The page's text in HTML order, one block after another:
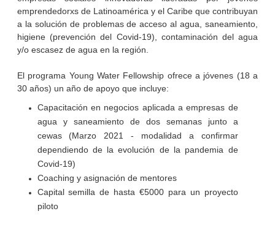
emprendedorxs de Latinoamérica y el Caribe que contribuyan
a la solución de problemas de acceso al agua, saneamiento,
higiene (prevención del Covid-19), contaminación del agua
y/o escasez de agua en la región.
El programa Young Water Fellowship ofrece a jóvenes (18 a
30 años) un año de apoyo que incluye:
Capacitación en negocios aplicada a empresas de
agua y saneamiento de dos semanas junto a
cewas (Marzo 2021 - modalidad a confirmar
dependiendo de la evolución de la pandemia de
Covid-19)
Coaching y asignación de mentores
Capital semilla de hasta €5000 para un proyecto
piloto